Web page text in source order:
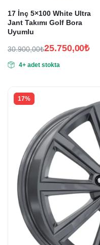
17 İnç 5×100 White Ultra
Jant Takımı Golf Bora
Uyumlu
30.900,00₺
fiyat:
25.750,00₺
andaki
25.750,00₺.
4+ adet stokta
17%